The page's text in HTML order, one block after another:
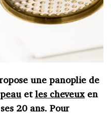
une panoplie de
etles cheveuxen
20 ans. Pour